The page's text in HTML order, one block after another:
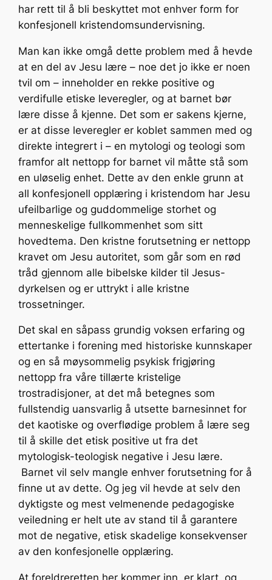
har rett til å bli beskyttet mot enhver form for
konfesjonell kristendomsundervisning.
Man kan ikke omgå dette problem med å hevde
at en del av Jesu lære – noe det jo ikke er noen
tvil om – inneholder en rekke positive og
verdifulle etiske leveregler, og at barnet bør
lære disse å kjenne. Det som er sakens kjerne,
er at disse leveregler er koblet sammen med og
direkte integrert i – en mytologi og teologi som
framfor alt nettopp for barnet vil måtte stå som
en uløselig enhet. Dette av den enkle grunn at
all konfesjonell opplæring i kristendom har Jesu
ufeilbarlige og guddommelige storhet og
menneskelige fullkommenhet som sitt
hovedtema. Den kristne forutsetning er nettopp
kravet om Jesu autoritet, som går som en rød
tråd gjennom alle bibelske kilder til Jesus-
dyrkelsen og er uttrykt i alle kristne
trossetninger.
Det skal en såpass grundig voksen erfaring og
ettertanke i forening med historiske kunnskaper
og en så møysommelig psykisk frigjøring
nettopp fra våre tillærte kristelige
trostradisjoner, at det må betegnes som
fullstendig uansvarlig å utsette barnesinnet for
det kaotiske og overflødige problem å lære seg
til å skille det etisk positive ut fra det
mytologisk-teologisk negative i Jesu lære.
Barnet vil selv mangle enhver forutsetning for å
finne ut av dette. Og jeg vil hevde at selv den
dyktigste og mest velmenende pedagogiske
veiledning er helt ute av stand til å garantere
mot de negative, etisk skadelige konsekvenser
av den konfesjonelle opplæring.